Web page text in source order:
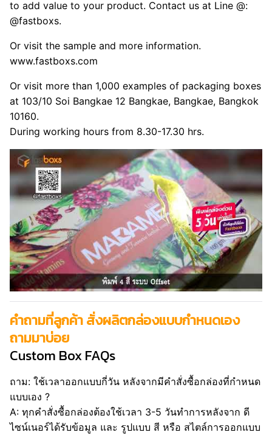
to add value to your product. Contact us at Line @:
@fastboxs.
Or visit the sample and more information.
www.fastboxs.com
Or visit more than 1,000 examples of packaging boxes
at 103/10 Soi Bangkae 12 Bangkae, Bangkae, Bangkok
10160.
During working hours from 8.30-17.30 hrs.
คำถามที่ลูกค้า สั่งผลิตกล่องแบบกำหนดเอง
ถามมาบ่อย
Custom Box FAQs
ถาม: ใช้เวลาออกแบบกี่วัน หลังจากมีคำสั่งซื้อกล่องที่กำหนด
แบบเอง ?
A: ทุกคำสั่งซื้อกล่องต้องใช้เวลา 3-5 วันทำการหลังจาก ดี
ไซน์เนอร์ได้รับข้อมูล และ รูปแบบ สี หรือ สไตล์การออกแบบ